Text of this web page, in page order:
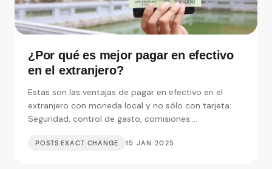
¿Por qué es mejor pagar en efectivo
en el extranjero?
Estas son las ventajas de pagar en efectivo en el
extranjero con moneda local y no sólo con tarjeta:
Seguridad, control de gasto, comisiones....
POSTS EXACT CHANGE 15 JAN 2025